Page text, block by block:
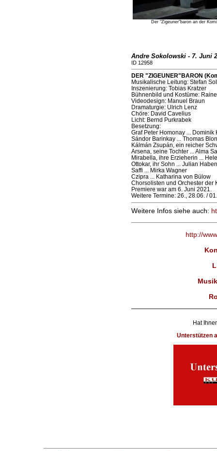
Der "Zigeuner"baron an der
Andre Sokolowski - 7. Juni
ID 12958
DER "ZIGEUNER"BARON
Musikalische Leitung: Stefan
Inszenierung: Tobias Kratzer
Bühnenbild und Kostüme:
Videodesign: Manuel Braun
Dramaturgie: Ulrich Lenz
Chöre: David Cavelius
Licht: Bernd Purkrabek
Besetzung:
Graf Peter Homonay ... Dominik
Sándor Barinkay ... Thomas
Kálmán Zsupán, ein reicher
Arsena, seine Tochter ... Alma
Mirabella, ihre Erzieherin ...
Ottokar, ihr Sohn ... Julian
Saffi ... Mirka Wagner
Czipra ... Katharina von Bülow
Chorsolisten und Orchester der
Premiere war am 6. Juni 2021.
Weitere Termine: 26., 28.06. /
Weitere Infos siehe auch:
http://
Hat
Unterstützen